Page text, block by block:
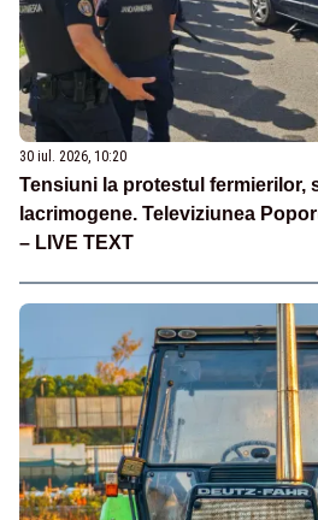
30 iul. 2026, 10:20
Tensiuni la protestul fermierilor,
lacrimogene. Televiziunea
– LIVE TEXT